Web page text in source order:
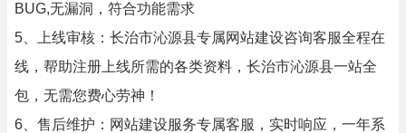
BUG,无漏洞，符合功能需求
5、上线审核：长治市沁源县专属网站建设咨询客服全程在
线，帮助注册上线所需的各类资料，长治市沁源县一站全
包，无需您费心劳神！
6、售后维护：网站建设服务专属客服，实时响应，一年系